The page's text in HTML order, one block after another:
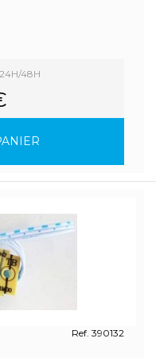
48H
Ref. 390132